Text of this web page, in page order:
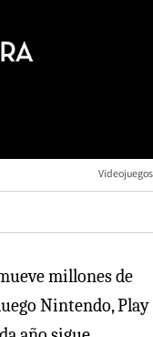
Videojuegos
millones de
Nintendo, Play